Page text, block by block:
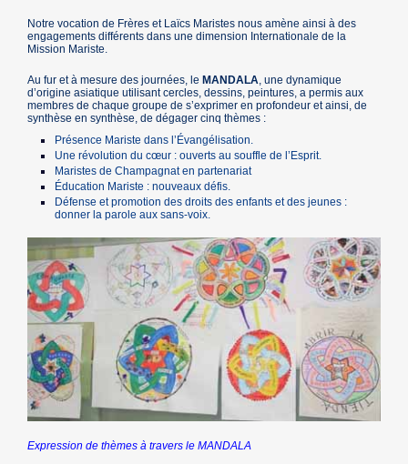
Notre vocation de Frères et Laïcs Maristes nous amène ainsi à des
engagements différents dans une dimension Internationale de la
Mission Mariste.
Au fur et à mesure des journées, leMANDALA , une dynamique
d’origine asiatique utilisant cercles, dessins, peintures, a permis aux
membres de chaque groupe de s’exprimer en profondeur et ainsi, de
synthèse en synthèse, de dégager cinq thèmes :
Présence Mariste dans l’Évangélisation.
Une révolution du cœur : ouverts au souffle de l’Esprit.
Maristes de Champagnat en partenariat
Éducation Mariste : nouveaux défis.
Défense et promotion des droits des enfants et des jeunes :
donner la parole aux sans-voix.
Expression de thèmes à travers le MANDALA